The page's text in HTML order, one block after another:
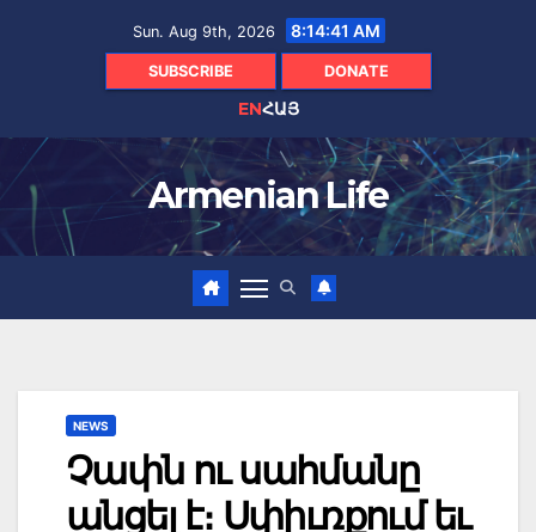
Sun. Aug 9th, 2026 8:14:43 AM
SUBSCRIBE DONATE
ENՀԱՅ
Armenian Life
NEWS
Չափն ու սահմանը
անցել է։ Սփիւռքում եւ